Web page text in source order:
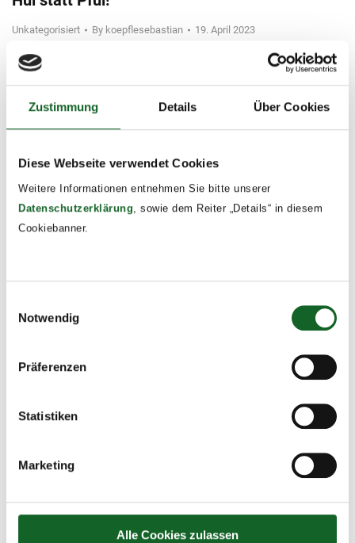
Zustimmung Details Über Cookies
Diese Webseite verwendet Cookies
Weitere Informationen entnehmen Sie bitte unserer
Datenschutzerklärung, sowie dem Reiter „Details“ in diesem
Cookiebanner.
Notwendig
Präferenzen
Statistiken
Marketing
Alle Cookies zulassen
Unkategorisiert By koepflesebastian 19. April 2023
Heute machte sich auch die 2a auf den Weg in
Unkategorisiert
„Nachhaltig mit der Erde umgehen!“ unter diesem Motto
stand unser diesjähriges Fastenprojekt.